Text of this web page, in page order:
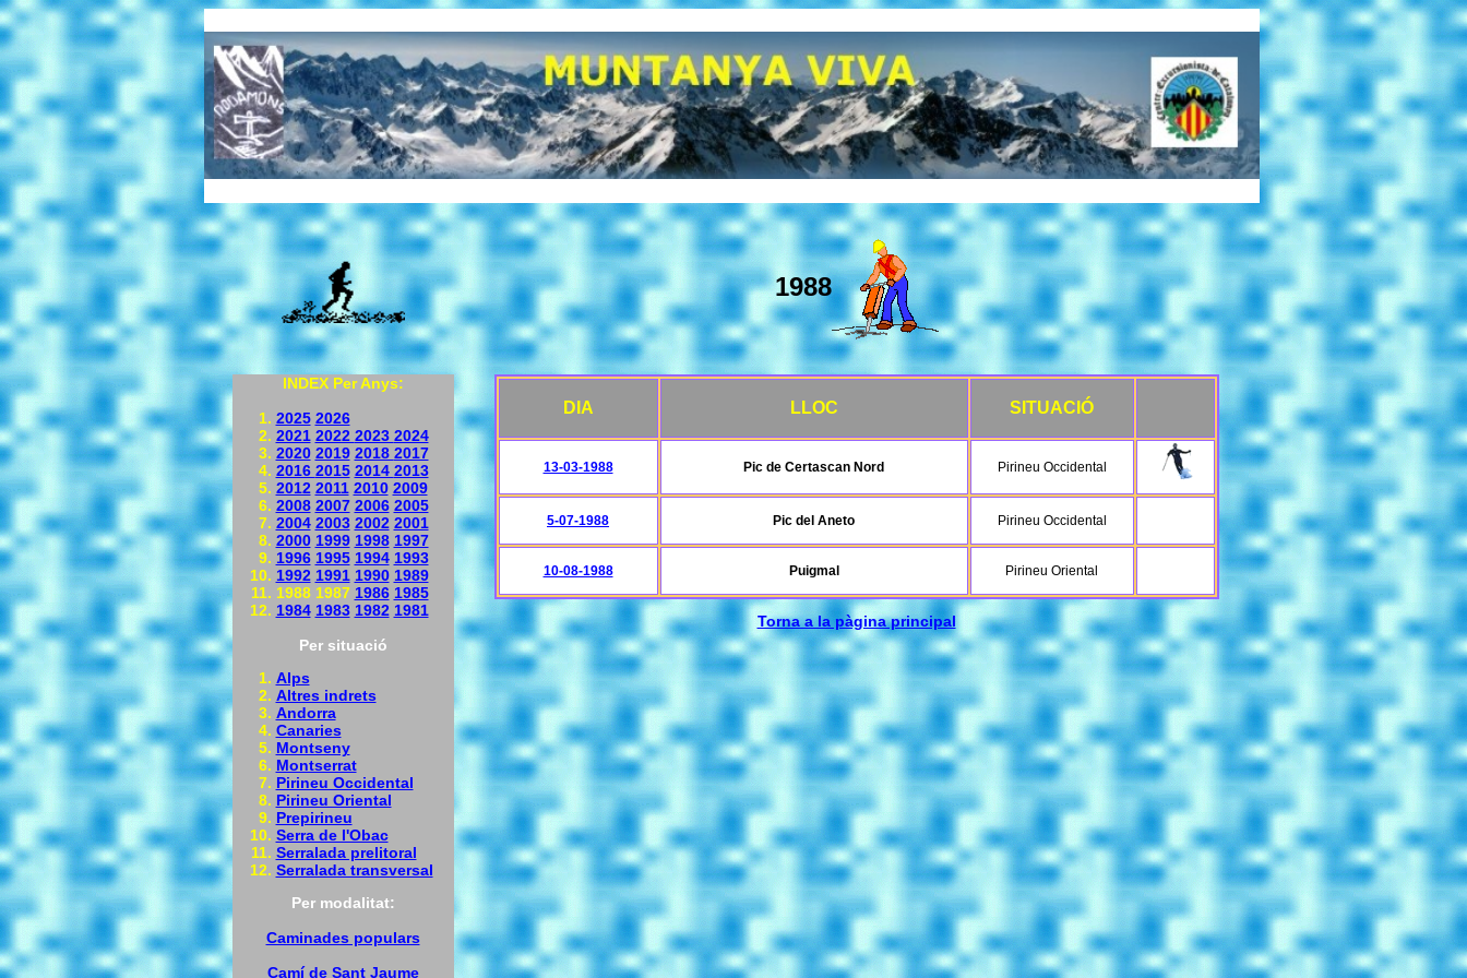
1988
INDEX Per Anys:
2025 2026
2021 2022 2023 2024
2020 2019 2018 2017
2016 2015 2014 2013
2012 2011 2010 2009
2008 2007 2006 2005
2004 2003 2002 2001
2000 1999 1998 1997
1996 1995 1994 1993
1992 1991 1990 1989
1988 1987 1986 1985
1984 1983 1982 1981
Per situació
Alps
Altres indrets
Andorra
Canaries
Montseny
Montserrat
Pirineu Occidental
Pirineu Oriental
Prepirineu
Serra de l'Obac
Serralada prelitoral
Serralada transversal
Per modalitat:
Caminades populars
Camí de Sant Jaume
DIA LLOC SITUACIÓ
13-03-1988 Pic de Certascan Nord Pirineu Occidental
5-07-1988 Pic del Aneto Pirineu Occidental
10-08-1988 Puigmal Pirineu Oriental
Torna a la pàgina principal